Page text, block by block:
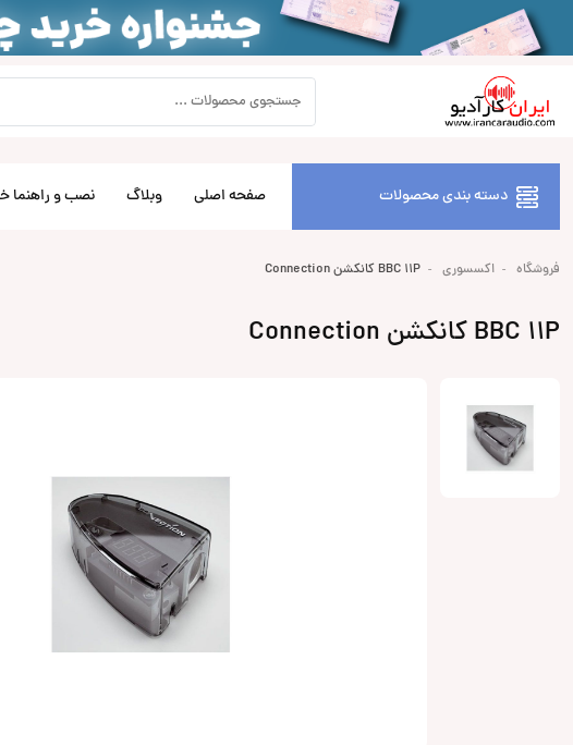
دسته بندی محصولات صفحه اصلی وبلاگ نصب و راهنما
فروشگاه اکسسوری BBC 11P کانکشن Connection
BBC 11P کانکشن Connection